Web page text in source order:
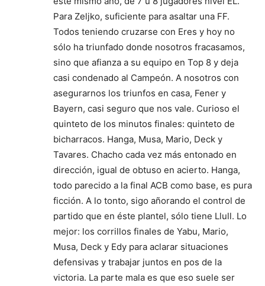
Para Zeljko, suficiente para asaltar una FF.
Todos teniendo cruzarse con Eres y hoy no
sólo ha triunfado donde nosotros fracasamos,
sino que afianza a su equipo en Top 8 y deja
casi condenado al Campeón. A nosotros con
asegurarnos los triunfos en casa, Fener y
Bayern, casi seguro que nos vale. Curioso el
quinteto de los minutos finales: quinteto de
bicharracos. Hanga, Musa, Mario, Deck y
Tavares. Chacho cada vez más entonado en
dirección, igual de obtuso en acierto. Hanga,
todo parecido a la final ACB como base, es pura
ficción. A lo tonto, sigo añorando el control de
partido que en éste plantel, sólo tiene Llull. Lo
mejor: los corrillos finales de Yabu, Mario,
Musa, Deck y Edy para aclarar situaciones
defensivas y trabajar juntos en pos de la
victoria. La parte mala es que eso suele ser